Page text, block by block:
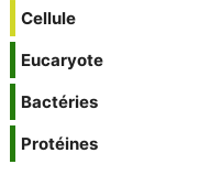
Cellule
Eucaryote
Bactéries
Protéines